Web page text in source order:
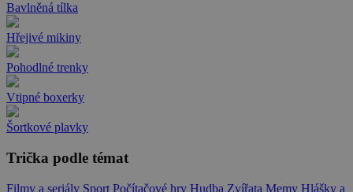
Bavlněná tílka
Hřejivé mikiny
Pohodlné trenky
Vtipné boxerky
Šortkové plavky
Trička podle témat
Filmy a seriály Sport Počítačové hry Hudba Zvířata Memy Hlášky a